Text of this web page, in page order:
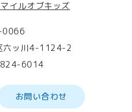
0066
六ッ川4-1124-2
6014
お問い合わせ